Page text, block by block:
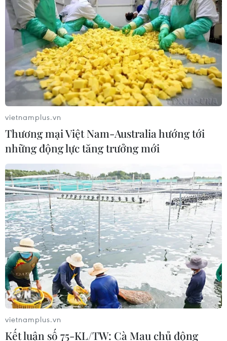
TIN CÙNG CHUYÊN MỤC
vietnamplus.vn
Thương mại Việt Nam-Australia hướng tới
những động lực tăng trưởng mới
vietnamplus.vn
Kết luận số 75-KL/TW: Cà Mau chủ động